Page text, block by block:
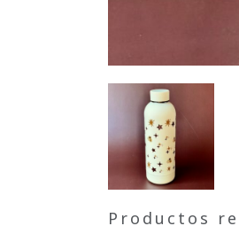
Productos